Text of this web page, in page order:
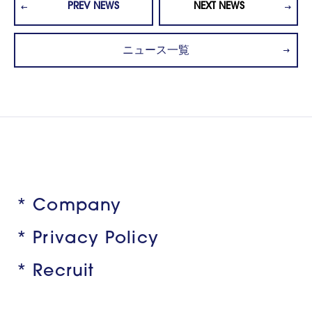
PREV NEWS NEXT NEWS
ニュース一覧
* Company
* Privacy Policy
* Recruit